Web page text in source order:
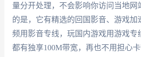
量分开处理，不会影响你访问当地网
的是，它有精选的回国影音、游戏加
频用影音专线，玩国内游戏用游戏专
都有独享100M带宽，再也不用担心